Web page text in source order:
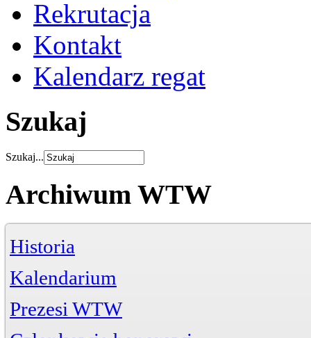
Rekrutacja
Kontakt
Kalendarz regat
Szukaj
Szukaj...
Archiwum WTW
Historia
Kalendarium
Prezesi WTW